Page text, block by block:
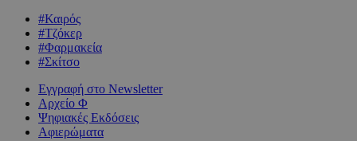
#Καιρός
#Τζόκερ
#Φαρμακεία
#Σκίτσο
Εγγραφή στο Newsletter
Αρχείο Φ
Ψηφιακές Εκδόσεις
Αφιερώματα